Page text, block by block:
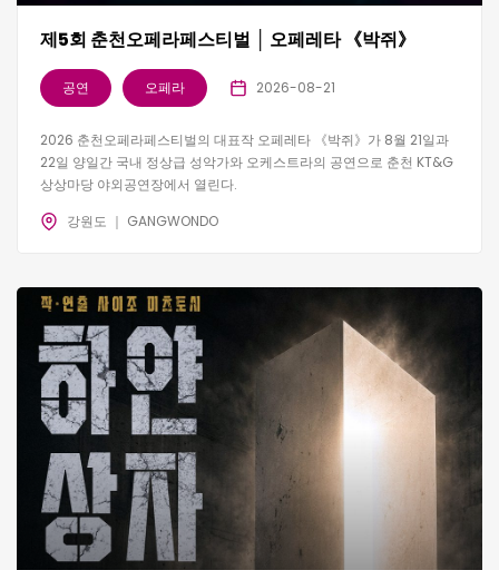
제5회 춘천오페라페스티벌 │ 오페레타 《박쥐》
공연 오페라 2026-08-21
2026 춘천오페라페스티벌의 대표작 오페레타 《박쥐》가 8월 21일과
22일 양일간 국내 정상급 성악가와 오케스트라의 공연으로 춘천 KT&G
상상마당 야외공연장에서 열린다.
강원도 ｜ GANGWONDO